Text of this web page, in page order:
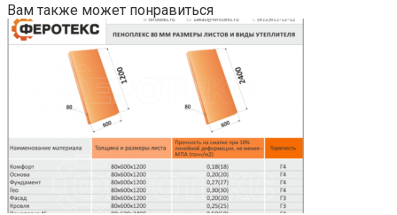
Вам также может понравиться